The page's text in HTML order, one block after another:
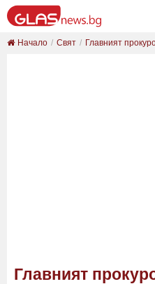
Начало Свят Главният
Главният